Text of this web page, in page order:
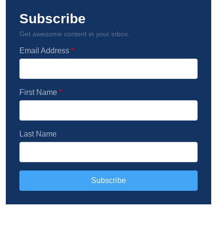
Subscribe
Get awesome content in your inbox.
Email Address
First Name
Last Name